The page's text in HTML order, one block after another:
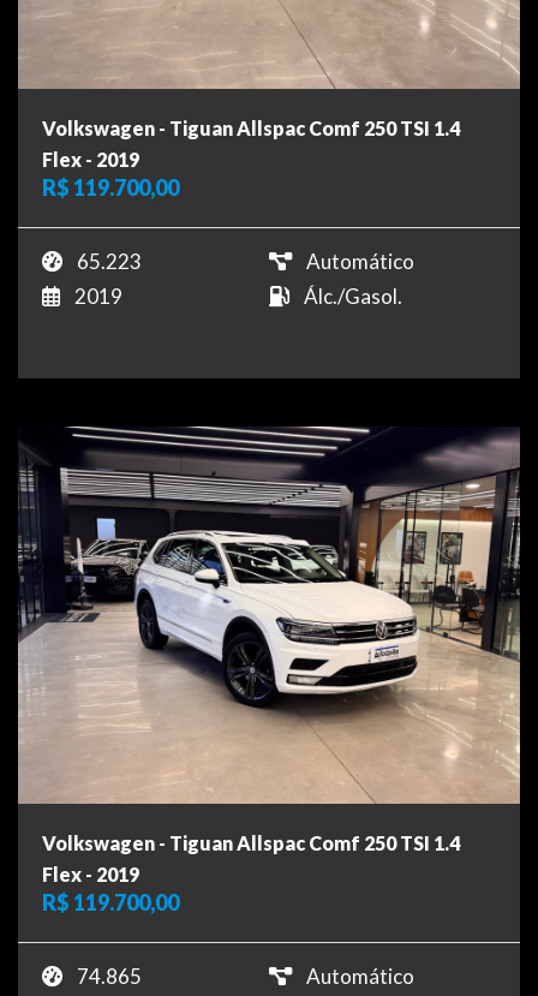
Volkswagen - Tiguan Allspac Comf 250 TSI 1.4
Flex - 2019
R$ 119.700,00
65.223
Automático
2019
Álc./Gasol.
Volkswagen - Tiguan Allspac Comf 250 TSI 1.4
Flex - 2019
R$ 119.700,00
74.865
Automático